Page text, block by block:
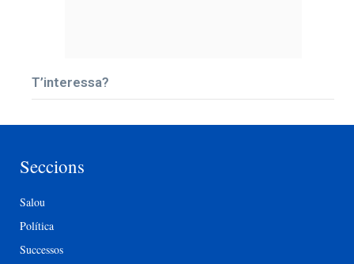
T’interessa?
Seccions
Salou
Política
Successos